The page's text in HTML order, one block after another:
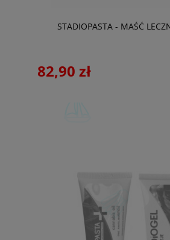
STADIOPASTA - MAŚĆ
82,90 zł